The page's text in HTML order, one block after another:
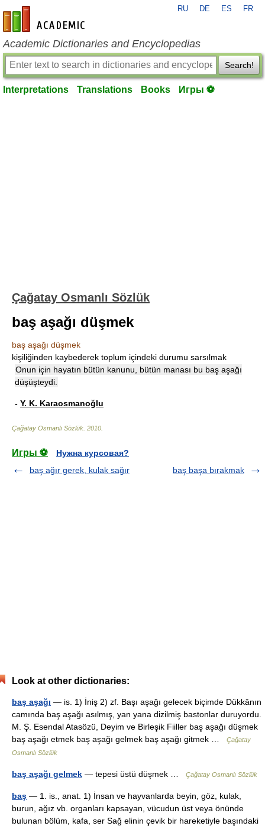
en-academic.com
RU DE ES FR
Academic Dictionaries and Encyclopedias
Search!
Interpretations Translations Books Игры ⚽
Çağatay Osmanlı Sözlük
baş aşağı düşmek
baş aşağı düşmek
kişiliğinden kaybederek toplum içindeki durumu sarsılmak
Onun için hayatın bütün kanunu, bütün manası bu baş aşağı
düşüşteydi.
- Y. K. Karaosmanoğlu
Çağatay Osmanlı Sözlük 2010
Игры ⚽
Нужна курсовая?
baş ağır gerek, kulak sağır
baş başa bırakmak
Look at other dictionaries:
baş aşağı — is. 1) İniş 2) zf. Başı aşağı gelecek biçimde Dükkânın
camında baş aşağı asılmış, yan yana dizilmiş bastonlar duruyordu.
M. Ş. Esendal Atasözü, Deyim ve Birleşik Fiiller baş aşağı düşmek
baş aşağı etmek baş aşağı gelmek baş aşağı gitmek …
Çağatay
Osmanlı Sözlük
baş aşağı gelmek — tepesi üstü düşmek … Çağatay Osmanlı Sözlük
baş — 1. is., anat. 1) İnsan ve hayvanlarda beyin, göz, kulak,
burun, ağız vb. organları kapsayan, vücudun üst veya önünde
bulunan bölüm, kafa, ser Sağ elinin çevik bir hareketiyle başındaki